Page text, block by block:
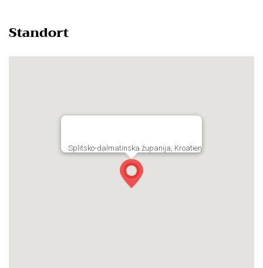
Standort
Splitsko-dalmatinska županija, Kroatien